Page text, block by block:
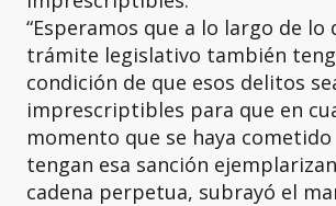
“Esperamos que a lo largo de lo
trámite legislativo también
condición de que esos delitos
imprescriptibles para que en
momento que se haya
tengan esa sanción
cadena perpetua, subrayó el